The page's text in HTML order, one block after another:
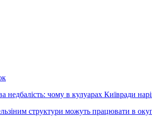
чому в кулуарах Київради
структури можуть працювати в